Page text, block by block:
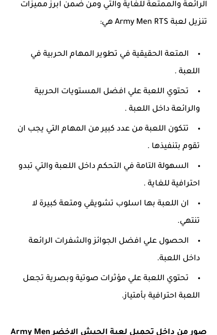
الرائعة والممتعة للغاية والتي ومن ضمن ابرز مميزات
تنزيل لعبة Army Men RTS هي:
المتعة الحقيقية في تطوير المهام الحربية في
اللعبة .
تحتوي اللعبة علي افضل المستويات الحربية
والرائعة داخل اللعبة .
تتكون اللعبة من عدد كبير من المهام التي يجب ان
تقوم بتنفيذها .
السهولة التامة في التحكم داخل اللعبة والتي تبدو
احترافية للغاية .
ان اللعبة بها اسلوب تشويقي ومتعة كبيرة لا
تنتهي.
الحصول علي افضل الجوائز والشفرات الرائعة
داخل اللعبة.
تحتوي اللعبة علي مؤثرات صوتية وبصرية تجعل
اللعبة احترافية بأمتياز.
صور من داخل تحميل لعبة الجيش الاخضر Army Men